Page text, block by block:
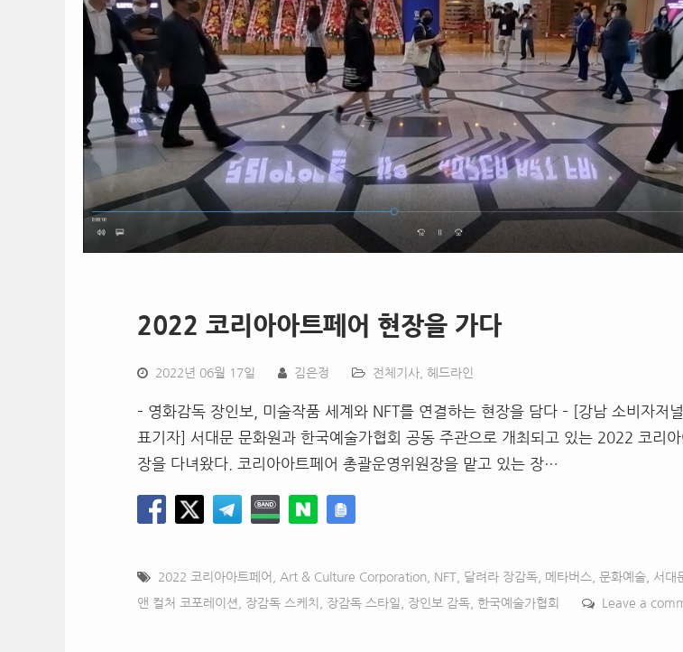
2022 코리아아트페어 현장을 가다
2022년 06월 17일 김은정 전체기사 헤드라인
– 영화감독 장인보, 미술작품 세계와 NFT를 연결하는 현장을 담다 – [강남 소비자저
표기자] 서대문 문화원과 한국예술가협회 공동 주관으로 개최되고 있는 2022 코리아
장을 다녀왔다. 코리아아트페어 총괄운영위원장을 맡고 있는 장…
2022 코리아아트페어 Art & Culture Corporation NFT 달려라 장감독 메타버스 문화예술 서대
앤 컬처 코포레이션 장감독 스케치 장감독 스타일 장인보 감독 한국예술가협회 Leave a